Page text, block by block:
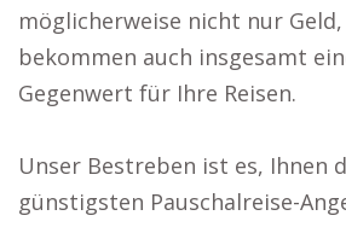
möglicherweise nicht nur
bekommen auch insgesamt
Gegenwert für Ihre Reisen.
Unser Bestreben ist es, Ihnen
günstigsten Pauschalreise-